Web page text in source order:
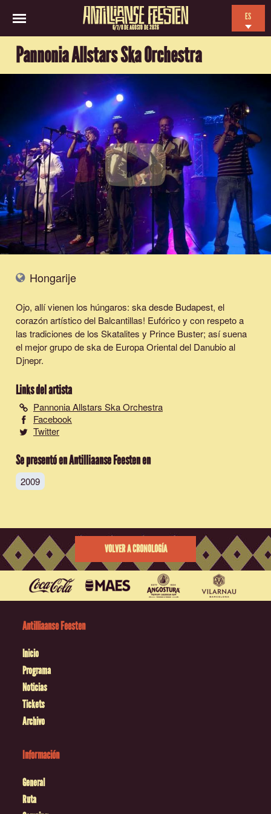
6/7/8 DE AGOSTO DE 2026
ES
Pannonia Allstars Ska Orchestra
Hongarije
Ojo, allí vienen los húngaros: ska desde Budapest, el
corazón artístico del Balcantillas! Eufórico y con respeto a
las tradiciones de los Skatalites y Prince Buster; así suena
el mejor grupo de ska de Europa Oriental del Danubio al
Djnepr.
Links del artista
Pannonia Allstars Ska Orchestra
Facebook
Twitter
Se presentó en Antilliaanse Feesten en
2009
VOLVER A CRONOLOGÍA
Antilliaanse Feesten
Inicio
Programa
Noticias
Tickets
Archivo
Información
General
Ruta